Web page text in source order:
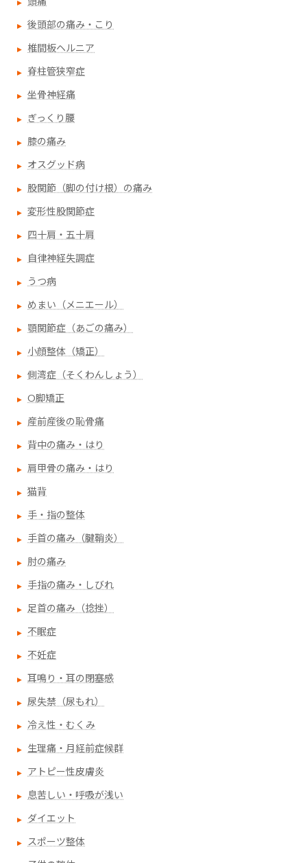
後頭部の痛み・こり
椎間板ヘルニア
脊柱管狭窄症
坐骨神経痛
ぎっくり腰
膝の痛み
オスグッド病
股関節（脚の付け根）の痛み
変形性股関節症
四十肩・五十肩
自律神経失調症
うつ病
めまい（メニエール）
顎関節症（あごの痛み）
小顔整体（矯正）
側湾症（そくわんしょう）
O脚矯正
産前産後の恥骨痛
背中の痛み・はり
肩甲骨の痛み・はり
猫背
手・指の整体
手首の痛み（腱鞘炎）
肘の痛み
手指の痛み・しびれ
足首の痛み（捻挫）
不眠症
不妊症
耳鳴り・耳の閉塞感
尿失禁（尿もれ）
冷え性・むくみ
生理痛・月経前症候群
アトピー性皮膚炎
息苦しい・呼吸が浅い
ダイエット
スポーツ整体